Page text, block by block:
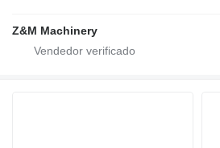
Z&M Machinery